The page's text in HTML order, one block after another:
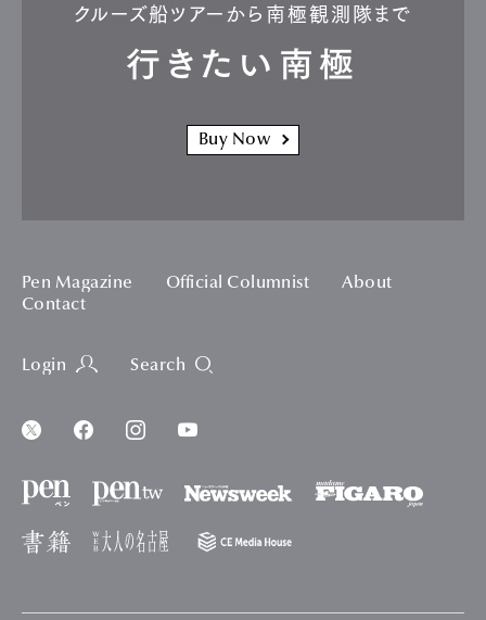
クルーズ船ツアーから南極観測隊まで
行きたい南極
Buy Now
Pen Magazine Official Columnist
About
Contact
Login Search